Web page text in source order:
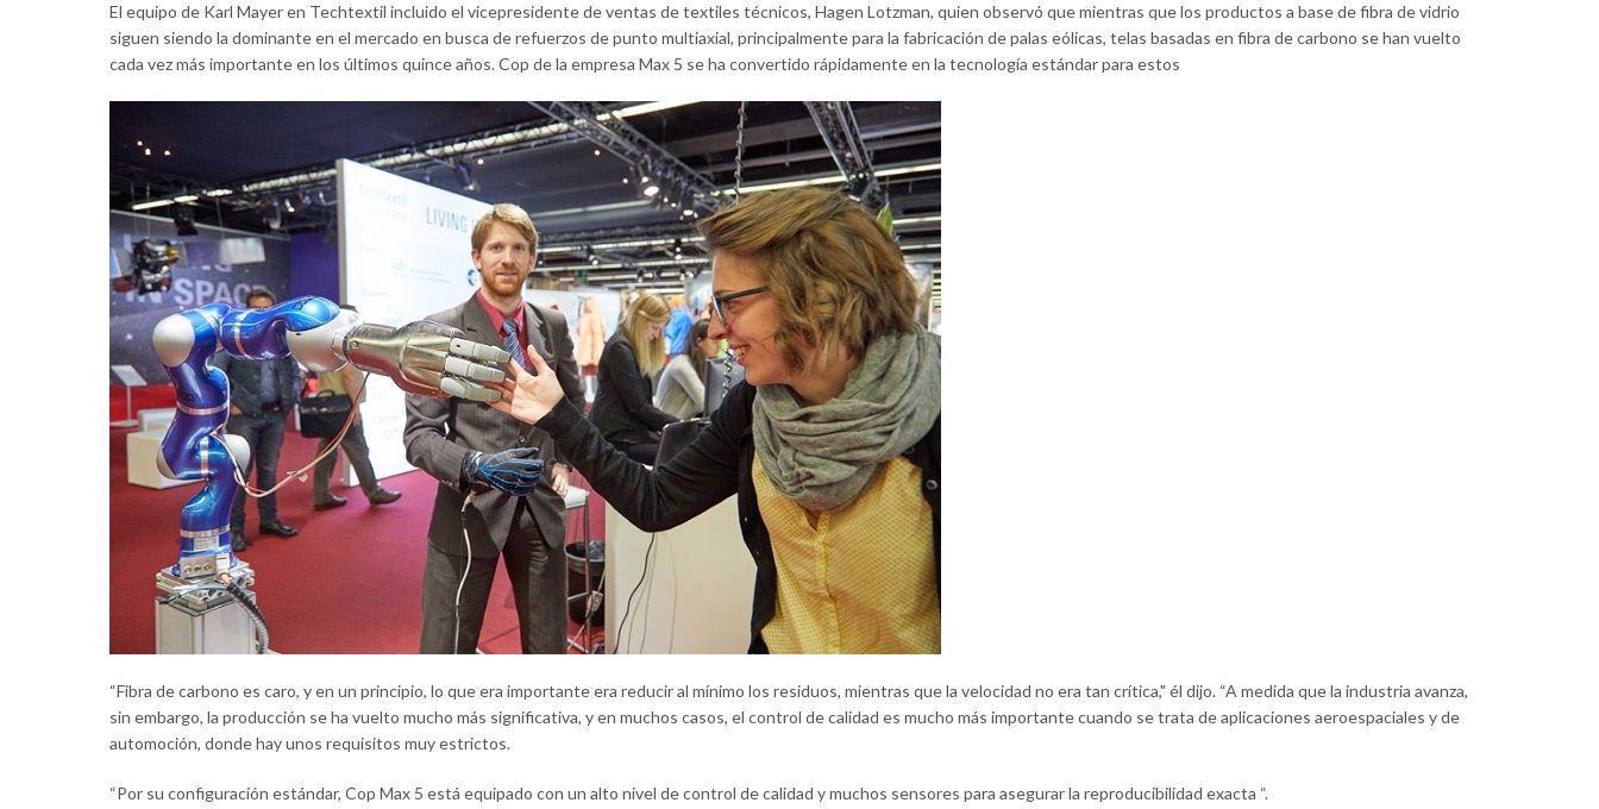
El equipo de Karl Mayer en Techtextil incluido el vicepresidente de ventas de textiles técnicos, Hagen Lotzman, quien observó que mientras que los productos a base de fibra de vidrio
siguen siendo la dominante en el mercado en busca de refuerzos de punto multiaxial, principalmente para la fabricación de palas eólicas, telas basadas en fibra de carbono se han vuelto
cada vez más importante en los últimos quince años. Cop de la empresa Max 5 se ha convertido rápidamente en la tecnología estándar para estos
“Fibra de carbono es caro, y en un principio, lo que era importante era reducir al mínimo los residuos, mientras que la velocidad no era tan crítica," él dijo. “A medida que la industria avanza,
sin embargo, la producción se ha vuelto mucho más significativa, y en muchos casos, el control de calidad es mucho más importante cuando se trata de aplicaciones aeroespaciales y de
automoción, donde hay unos requisitos muy estrictos.
“Por su configuración estándar, Cop Max 5 está equipado con un alto nivel de control de calidad y muchos sensores para asegurar la reproducibilidad exacta “.